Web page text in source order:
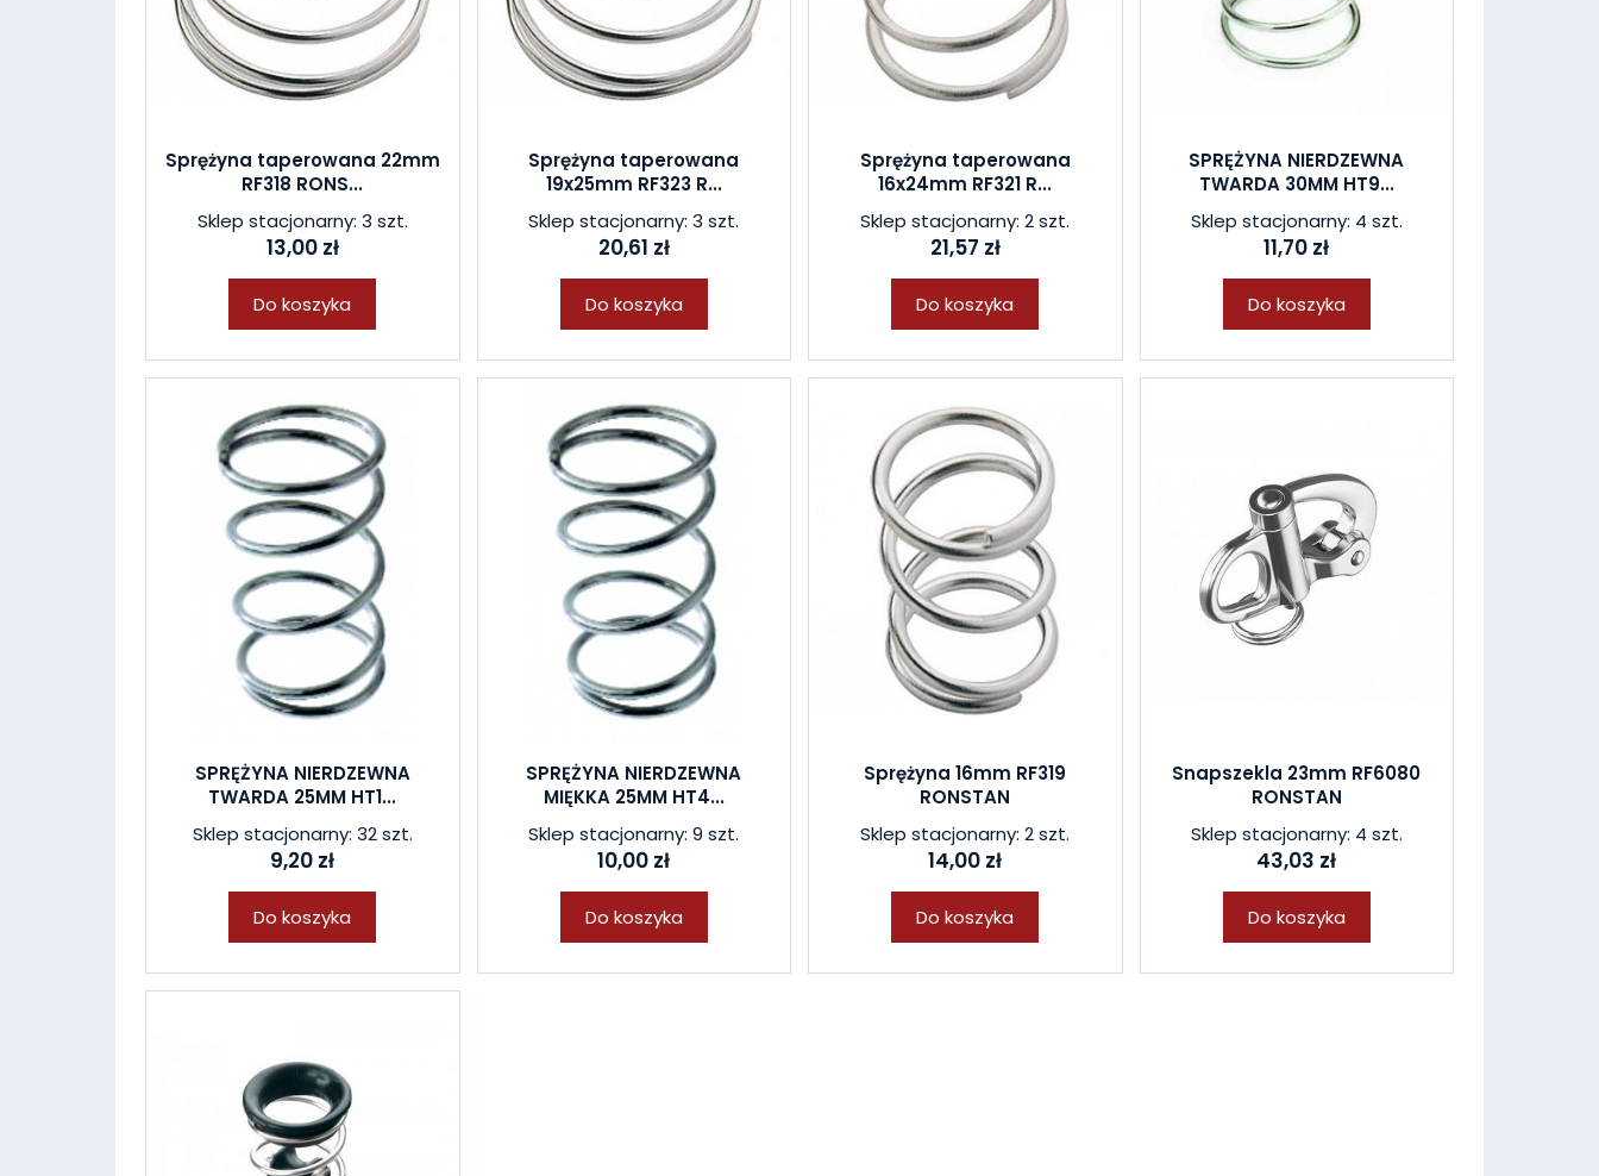
Sprężyna taperowana 22mm
RF318 RONS...
Sklep stacjonarny: 3 szt.
13,00 zł
Do koszyka
Sprężyna taperowana
19x25mm RF323 R...
Sklep stacjonarny: 3 szt.
20,61 zł
Do koszyka
Sprężyna taperowana
16x24mm RF321 R...
Sklep stacjonarny: 2 szt.
21,57 zł
Do koszyka
SPRĘŻYNA NIERDZEWNA
TWARDA 30MM HT9...
Sklep stacjonarny: 4 szt.
11,70 zł
Do koszyka
SPRĘŻYNA NIERDZEWNA
TWARDA 25MM HT1...
Sklep stacjonarny: 32 szt.
9,20 zł
Do koszyka
SPRĘŻYNA NIERDZEWNA
MIĘKKA 25MM HT4...
Sklep stacjonarny: 9 szt.
10,00 zł
Do koszyka
Sprężyna 16mm RF319
RONSTAN
Sklep stacjonarny: 2 szt.
14,00 zł
Do koszyka
Snapszekla 23mm RF6080
RONSTAN
Sklep stacjonarny: 4 szt.
43,03 zł
Do koszyka